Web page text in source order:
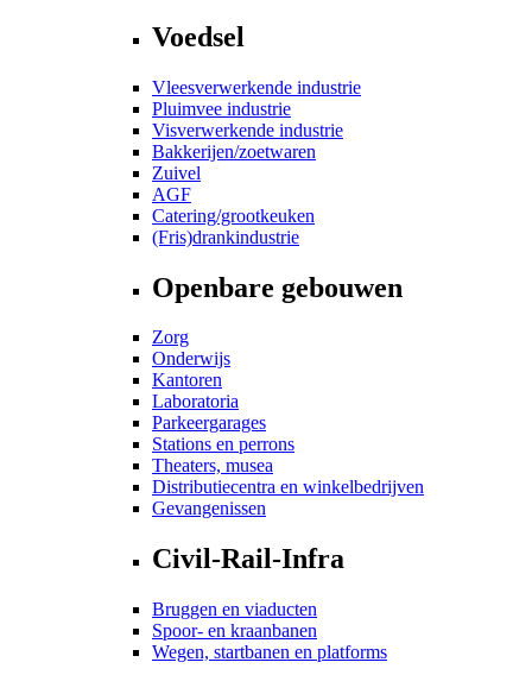
Voedsel
Vleesverwerkende industrie
Pluimvee industrie
Visverwerkende industrie
Bakkerijen/zoetwaren
Zuivel
AGF
Catering/grootkeuken
(Fris)drankindustrie
Openbare gebouwen
Zorg
Onderwijs
Kantoren
Laboratoria
Parkeergarages
Stations en perrons
Theaters, musea
Distributiecentra en winkelbedrijven
Gevangenissen
Civil-Rail-Infra
Bruggen en viaducten
Spoor- en kraanbanen
Wegen, startbanen en platforms